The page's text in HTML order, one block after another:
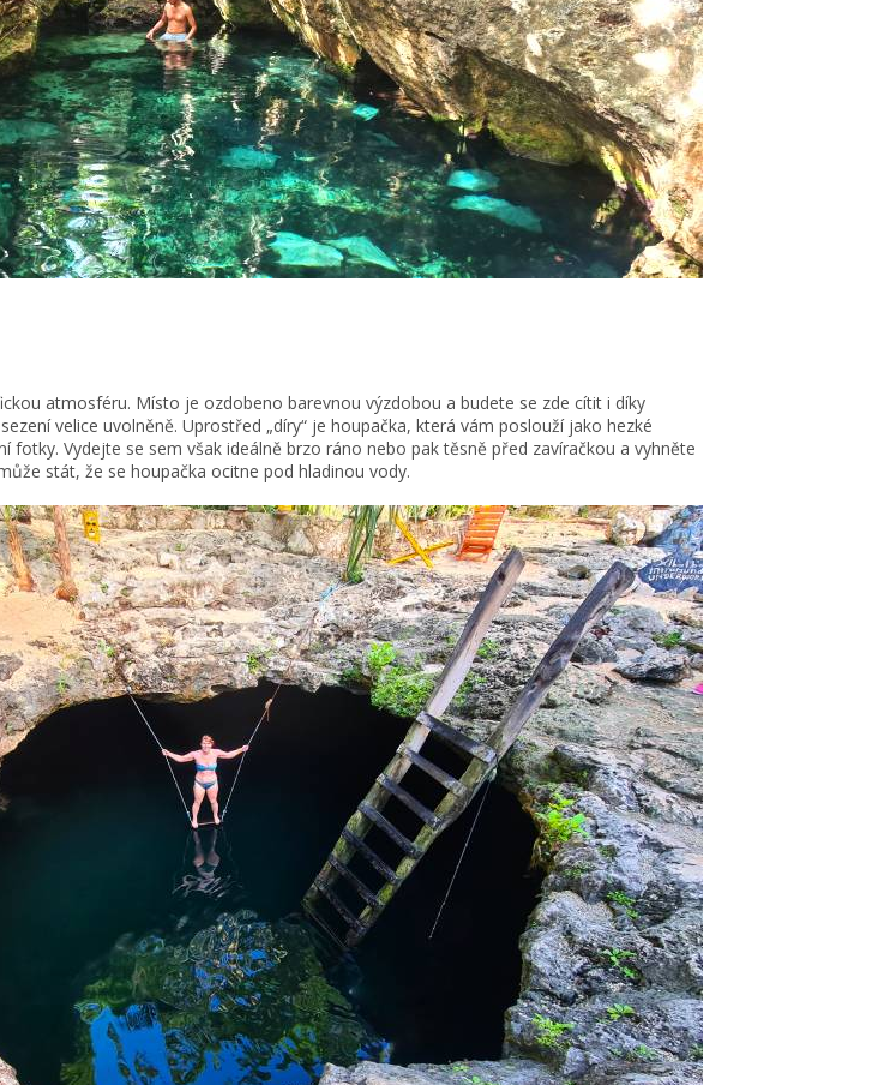
atmosféru. Místo je ozdobeno barevnou výzdobou a budete se zde cítit i díky
velice uvolněně. Uprostřed „díry“ je houpačka, která vám poslouží jako hezké
fotky. Vydejte se sem však ideálně brzo ráno nebo pak těsně před zavíračkou a vyhněte
stát, že se houpačka ocitne pod hladinou vody.